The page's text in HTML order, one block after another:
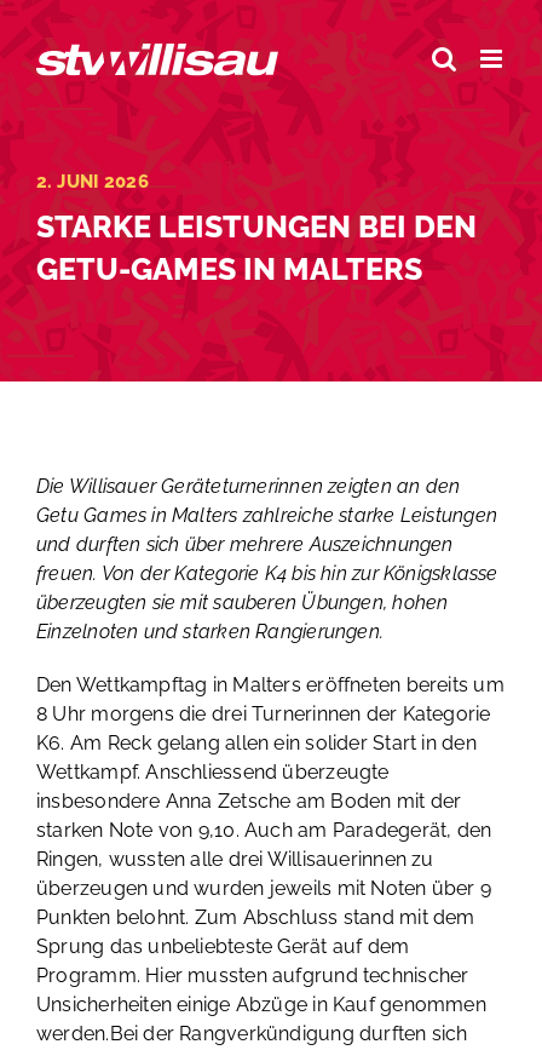
Zum
Inhalt
springen
2. JUNI 2026
STARKE LEISTUNGEN BEI DEN
GETU-GAMES IN MALTERS
Die Willisauer Geräteturnerinnen zeigten an den
Getu Games in Malters zahlreiche starke Leistungen
und durften sich über mehrere Auszeichnungen
freuen. Von der Kategorie K4 bis hin zur Königsklasse
überzeugten sie mit sauberen Übungen, hohen
Einzelnoten und starken Rangierungen.
Den Wettkampftag in Malters eröffneten bereits um
8 Uhr morgens die drei Turnerinnen der Kategorie
K6. Am Reck gelang allen ein solider Start in den
Wettkampf. Anschliessend überzeugte
insbesondere Anna Zetsche am Boden mit der
starken Note von 9,10. Auch am Paradegerät, den
Ringen, wussten alle drei Willisauerinnen zu
überzeugen und wurden jeweils mit Noten über 9
Punkten belohnt. Zum Abschluss stand mit dem
Sprung das unbeliebteste Gerät auf dem
Programm. Hier mussten aufgrund technischer
Unsicherheiten einige Abzüge in Kauf genommen
werden.Bei der Rangverkündigung durften sich